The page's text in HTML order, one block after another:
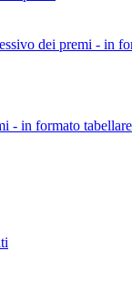
dei premi - in
- in formato tabellare